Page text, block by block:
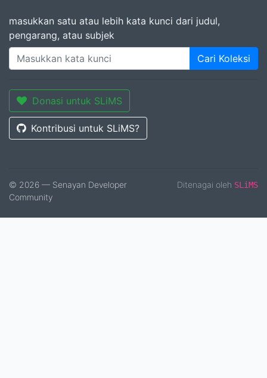
masukkan satu atau lebih kata kunci dari judul,
pengarang, atau subjek
Cari Koleksi
Donasi untuk SLiMS
Kontribusi untuk SLiMS?
© 2026 — Senayan Developer
Community
Ditenagai oleh SLiMS